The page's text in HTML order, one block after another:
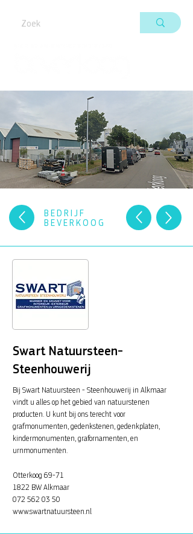
BEDRIJF
BEVERKOOG
Swart Natuursteen-
Steenhouwerij
Bij Swart Natuursteen - Steenhouwerij in Alkmaar
vindt u alles op het gebied van natuurstenen
producten. U kunt bij ons terecht voor
grafmonumenten, gedenkstenen, gedenkplaten,
kindermonumenten, grafornamenten, en
urnmonumenten.
Otterkoog 69-71
1822 BW Alkmaar
072 562 03 50
www.swartnatuursteen.nl